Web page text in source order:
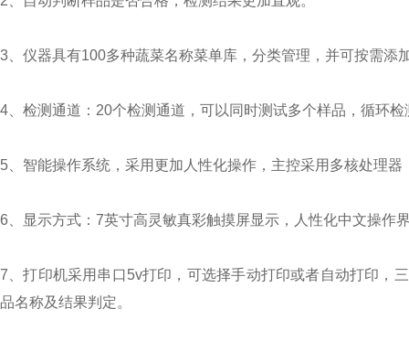
3、仪器具有100多种蔬菜名称菜单库，分类管理，并可按需
4、检测通道：20个检测通道，可以同时测试多个样品，循环
5、智能操作系统，采用更加人性化操作，主控采用多核处理
6、显示方式：7英寸高灵敏真彩触摸屏显示，人性化中文操作
7、打印机采用串口5v打印，可选择手动打印或者自动打印，
品名称及结果判定。